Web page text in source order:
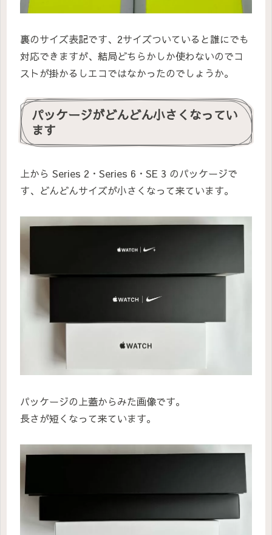
裏のサイズ表記です、2サイズついていると誰にでも
対応できますが、結局どちらかしか使わないのでコ
ストが掛かるしエコではなかったのでしょうか。
パッケージがどんどん小さくなってい
ます
上から Series 2・Series 6・SE 3 のパッケージで
す、どんどんサイズが小さくなって来ています。
パッケージの上蓋からみた画像です。
長さが短くなって来ています。